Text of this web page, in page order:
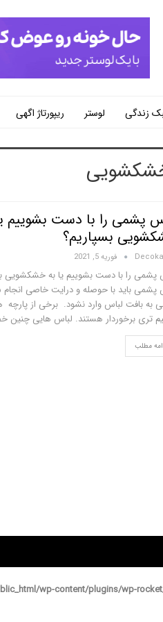
زندگی لوستر
ریپورتاژ اگهی
پشمی را با دست بشوییم
بسپاریم؟
فوریه 5, 2021
پشمی را با دست بشوییم یا به خشکشویی
پشمی باید با حوصله و درایت خاصی
به بافت لباس وارد نشود. برخی از
تری برخوردار هستند. لباس هایی چنین
مطلب
wp-content/plugins/wp-